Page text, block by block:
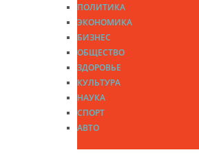
ПОЛИТИКА
ЭКОНОМИКА
БИЗНЕС
ОБЩЕСТВО
ЗДОРОВЬЕ
КУЛЬТУРА
НАУКА
СПОРТ
АВТО